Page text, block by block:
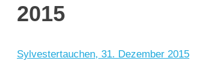
2015
Sylvestertauchen, 31. Dezember 2015